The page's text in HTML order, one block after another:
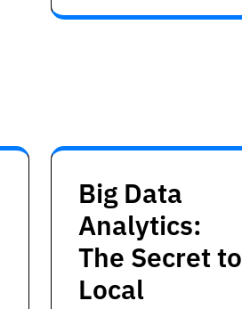
Big Data
Analytics:
The Secret to
Local